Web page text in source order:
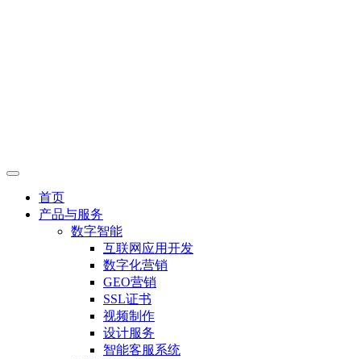
首页
产品与服务
数字智能
互联网应用开发
数字化营销
GEO营销
SSL证书
视频制作
设计服务
智能客服系统